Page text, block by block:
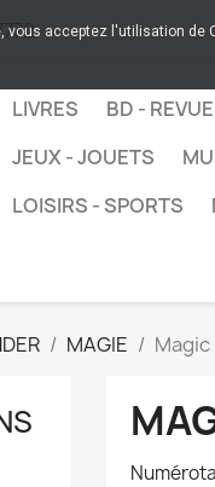
LIVRES BD -
JEUX - JOUETS
LOISIRS - SPORTS
MAGIE
vous acceptez l'utilisation